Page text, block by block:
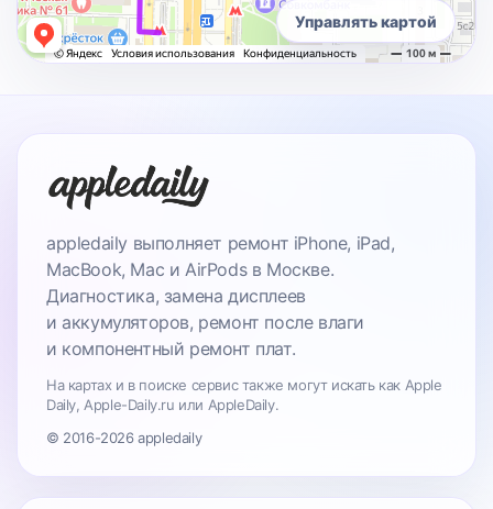
Управлять картой
appledaily выполняет ремонт iPhone, iPad,
MacBook, Mac и AirPods в Москве.
Диагностика, замена дисплеев
и аккумуляторов, ремонт после влаги
и компонентный ремонт плат.
На картах и в поиске сервис также могут искать как Apple
Daily, Apple-Daily.ru или AppleDaily.
© 2016-2026 appledaily